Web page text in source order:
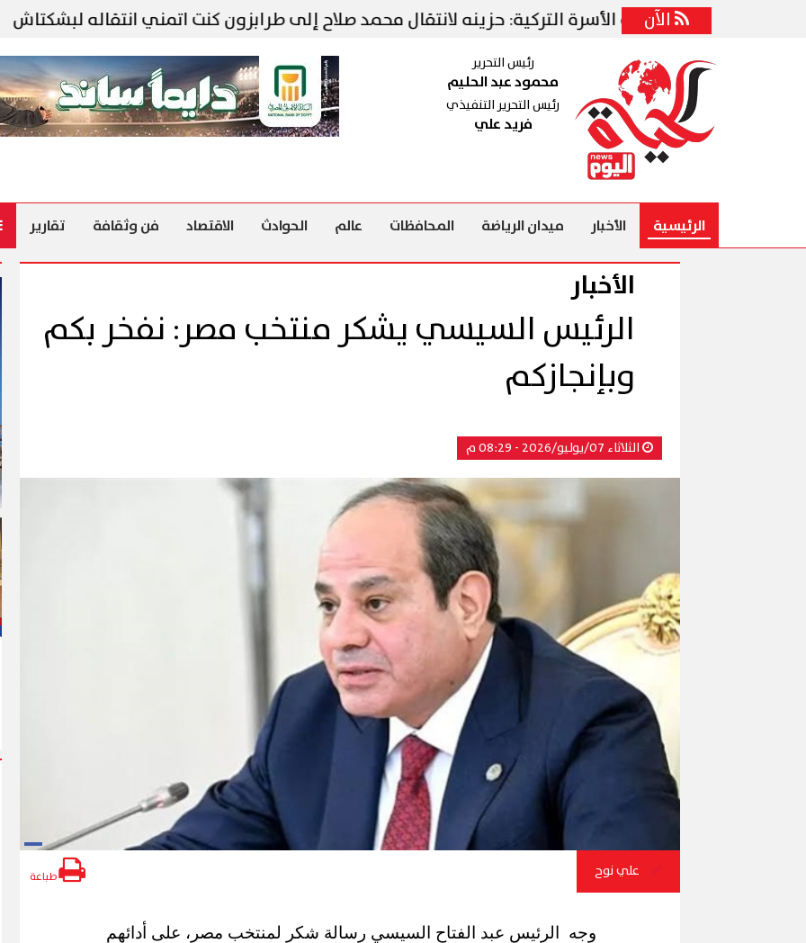
الآن
وزيرة الأسرة التركية: حزينه لانتقال محمد صلاح إلى طرابزون كنت اتمني انتقاله لبشكتاش
رئيس التحرير
محمود عبد الحليم
رئيس التحرير التنفيذي
فريد علي
الرئيسية الأخبار ميدان الرياضة المحافظات عالم الحوادث الاقتصاد فن وثقافة تقارير
الأخبار
الرئيس السيسي يشكر منتخب مصر: نفخر بكم
وبإنجازكم
الثلاثاء 07/يوليو/2026 - 08:29 م
علي نوح طباعة
وجه الرئيس عبد الفتاح السيسي رسالة شكر لمنتخب مصر، على أدائهم